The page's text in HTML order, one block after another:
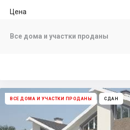
Цена
Все дома и участки проданы
ВСЕ ДОМА И УЧАСТКИ ПРОДАНЫ СДАН